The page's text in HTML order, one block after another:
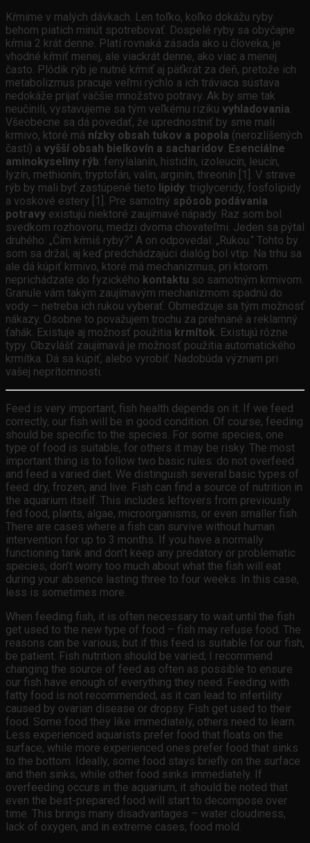
Kŕmime v malých dávkach. Len toľko, koľko dokážu ryby
behom piatich minút spotrebovať. Dospelé ryby sa obyčajne
kŕmia 2 krát denne. Platí rovnaká zásada ako u človeka, je
vhodné kŕmiť menej, ale viackrát denne, ako viac a menej
často. Plôdik rýb je nutné kŕmiť aj päťkrát za deň, pretože ich
metabolizmus pracuje veľmi rýchlo a ich tráviaca sústava
nedokáže prijať väčšie množstvo potravy. Ak by sme tak
neučinili, vystavujeme sa tým veľkému riziku vyhladovania.
Všeobecne sa dá povedať, že uprednostniť by sme mali
krmivo, ktoré má nízky obsah tukov a popola (nerozlíšených
častí) a vyšší obsah bielkovín a sacharidov. Esenciálne
aminokyseliny rýb: fenylalanín, histidín, izoleucín, leucín,
lyzín, methionín, tryptofán, valin, arginín, threonín [1]. V strave
rýb by mali byť zastúpené tieto lipidy: triglyceridy, fosfolipidy
a voskové estery [1]. Pre samotný spôsob podávania
potravy existujú niektoré zaujímavé nápady. Raz som bol
svedkom rozhovoru, medzi dvoma chovateľmi. Jeden sa pýtal
druhého: „Čím kŕmiš ryby?“ A on odpovedal: „Rukou.“ Tohto by
som sa držal, aj keď predchádzajúci dialóg bol vtip. Na trhu sa
ale dá kúpiť krmivo, ktoré má mechanizmus, pri ktorom
neprichádzate do fyzického kontaktu so samotným krmivom.
Granule vám takým zaujímavým mechanizmom spadnú do
vody – netreba ich rukou vyberať. Obmedzuje sa tým možnosť
nákazy. Osobne to považujem trochu za prehnané a reklamný
ťahák. Existuje aj možnosť použitia krmítok. Existujú rôzne
typy. Obzvlášť zaujímavá je možnosť použitia automatického
krmítka. Dá sa kúpiť, alebo vyrobiť. Nadobúda význam pri
vašej neprítomnosti.
Feed is very important, fish health depends on it. If we feed
correctly, our fish will be in good condition. Of course, feeding
should be specific to the species. For some species, one
type of food is suitable, for others it may be risky. The most
important thing is to follow two basic rules: do not overfeed
and feed a varied diet. We distinguish several basic types of
feed: dry, frozen, and live. Fish can find a source of nutrition in
the aquarium itself. This includes leftovers from previously
fed food, plants, algae, microorganisms, or even smaller fish.
There are cases where a fish can survive without human
intervention for up to 3 months. If you have a normally
functioning tank and don’t keep any predatory or problematic
species, don’t worry too much about what the fish will eat
during your absence lasting three to four weeks. In this case,
less is sometimes more.
When feeding fish, it is often necessary to wait until the fish
get used to the new type of food – fish may refuse food. The
reasons can be various, but if this feed is suitable for our fish,
be patient. Fish nutrition should be varied; I recommend
changing the source of feed as often as possible to ensure
our fish have enough of everything they need. Feeding with
fatty food is not recommended, as it can lead to infertility
caused by ovarian disease or dropsy. Fish get used to their
food. Some food they like immediately, others need to learn.
Less experienced aquarists prefer food that floats on the
surface, while more experienced ones prefer food that sinks
to the bottom. Ideally, some food stays briefly on the surface
and then sinks, while other food sinks immediately. If
overfeeding occurs in the aquarium, it should be noted that
even the best-prepared food will start to decompose over
time. This brings many disadvantages – water cloudiness,
lack of oxygen, and in extreme cases, food mold.